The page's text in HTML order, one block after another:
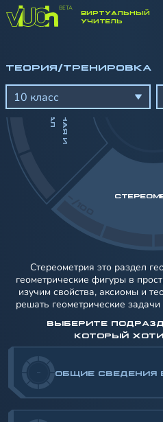
ВИРТУАЛЬНЫЙ
УЧИТЕЛЬ
10 класс
ТЕОРИЯ/ТРЕНИРОВКА
-/100
П
Р
О
И
З
В
О
Д
Н
А
Я
И
ИН
Т
Е
Г
Р
А
Л
- ОБЩИЕ СВЕДЕНИЯ
ВЫБЕРИТЕ
КОТОРЫЙ
Стереометрия это раздел
геометрические фигуры в
изучим свойства, аксиомы и
решать геометрические